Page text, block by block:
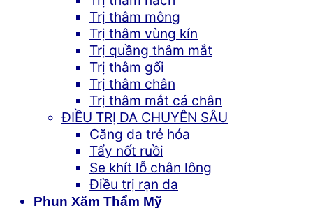
Trị thâm mông
Trị thâm vùng kín
Trị quầng thâm mắt
Trị thâm gối
Trị thâm chân
Trị thâm mắt cá chân
ĐIỀU TRỊ DA CHUYÊN SÂU
Căng da trẻ hóa
Tẩy nốt ruồi
Se khít lỗ chân lông
Điều trị rạn da
Phun Xăm Thẩm Mỹ